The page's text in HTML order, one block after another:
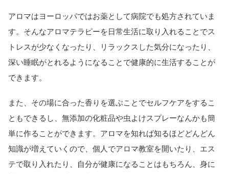
アロマはヨーロッパではお薬として病院でも処方されていま
す。そんなアロマテラピーを日常生活に取り入れることでス
トレスが少なくなったり、リラックスした気分になったり、
深い睡眠がとれるようになることで健康的に生活することが
できます。
また、その場に合った香りを選ぶことでセルフケアをするこ
ともできるし、無添加の化粧品や虫よけスプレーなんかも簡
単に作ることができます。アロマを知れば知るほどどんどん
知識が増えていくので、個人でアロマ教室を開いたり、エス
テで取り入れたり、自分が健康になることはもちろん、身に